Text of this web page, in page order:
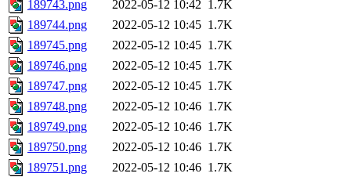
189743.png 2022-05-12 10:42 1.7K
189744.png
2022-05-12 10:45 1.7K
189745.png
2022-05-12 10:45 1.7K
189746.png
2022-05-12 10:45 1.7K
189747.png
2022-05-12 10:45 1.7K
189748.png
2022-05-12 10:46 1.7K
189749.png
2022-05-12 10:46 1.7K
189750.png
2022-05-12 10:46 1.7K
189751.png
2022-05-12 10:46 1.7K